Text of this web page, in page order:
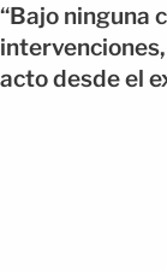
“Bajo ninguna
acto desde el